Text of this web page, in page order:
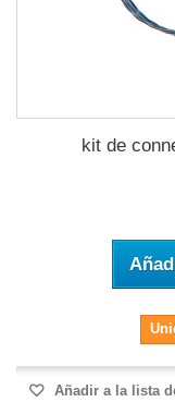
kit de
Añadir a la lista